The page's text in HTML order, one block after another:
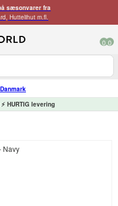
sæsonvarer fra
Huttelihut m.fl.
0 0
HURTIG levering